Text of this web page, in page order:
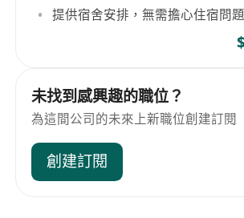
提供宿舍安排，無需擔心住宿問題
未找到感興趣的職位？
為這間公司的未來上新職位創建訂閱
創建訂閱